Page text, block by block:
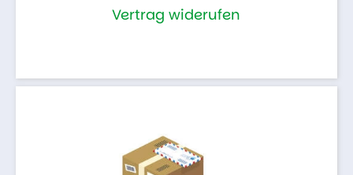
Vertrag widerufen